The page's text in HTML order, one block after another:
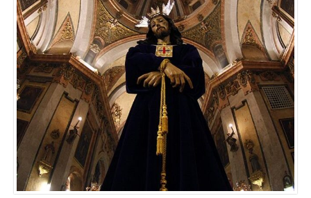
engloba toda la cultura y singularidades de la
ciudad. El naranja, que representa la silueta de
una atalaya, se destina al patrimonio e
historia. El verde, por su parte, que dibuja una
hoja, es el elemento que identificará todo el
mundo rural y natural del municipio, junto con
el turismo activo. Por último, el tono magenta
simboliza un sendero abierto y se centra en el
turismo experiencial, unido al ocio y los
eventos. La marca puede verse en las
banderolas que el Ayuntamiento ha instalado